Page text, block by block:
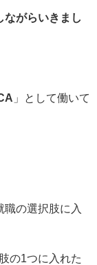
ながらいきまし
」として働いて
職の選択肢に入
の1つに入れた